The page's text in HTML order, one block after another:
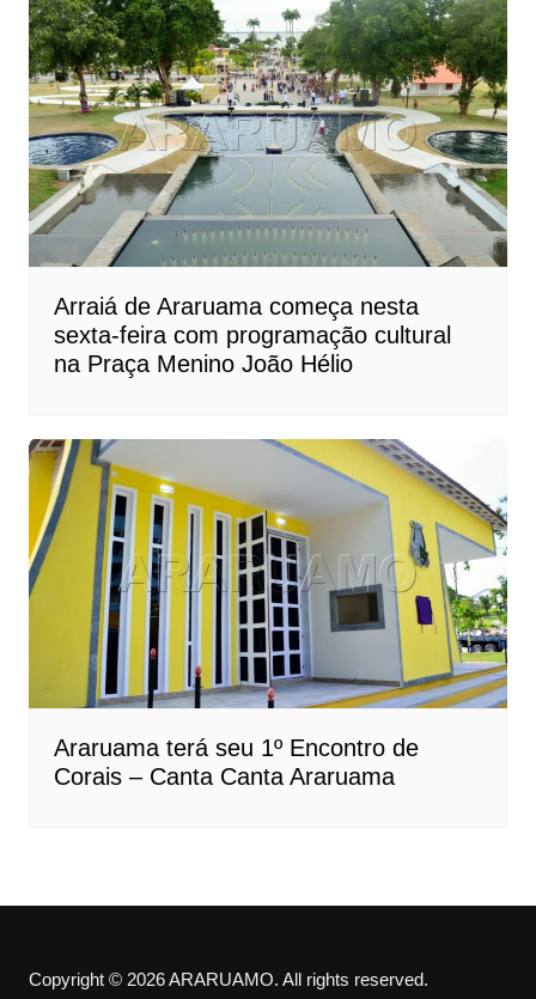
Arraiá de Araruama começa nesta
sexta-feira com programação cultural
na Praça Menino João Hélio
Araruama terá seu 1º Encontro de
Corais – Canta Canta Araruama
Copyright © 2026 ARARUAMO. All rights reserved.